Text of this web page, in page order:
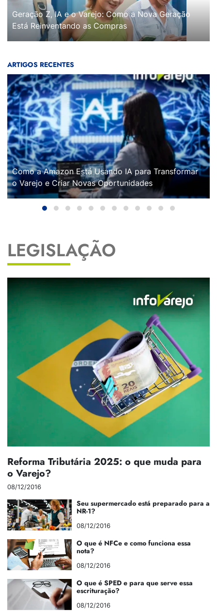
Geração Z, IA e o Varejo: Como a Nova Geração
Está Reinventando as Compras
ARTIGOS RECENTES
Como a Amazon Está Usando IA para Transformar
o Varejo e Criar Novas Oportunidades
LEGISLAÇÃO
Reforma Tributária 2025: o que muda para
o Varejo?
08/12/2016
Seu supermercado está preparado para a
NR-1?
08/12/2016
O que é NFCe e como funciona essa
nota?
08/12/2016
O que é SPED e para que serve essa
escrituração?
08/12/2016